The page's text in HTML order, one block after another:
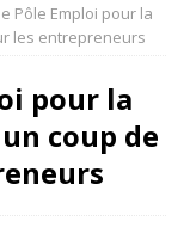
Pôle Emploi pour la
les entrepreneurs
pour la
coup de